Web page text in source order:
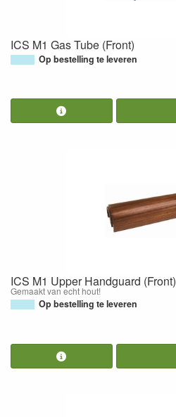
ICS M1 Gas Tube (Front)
Op bestelling te leveren
ICS M1 Upper Handguard (Front)
Gemaakt van echt hout!
Op bestelling te leveren